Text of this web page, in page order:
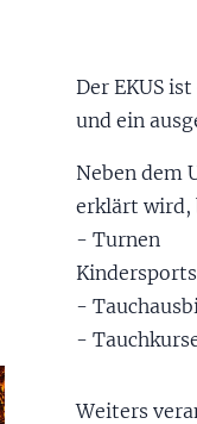
Der EKUS
und ein
Neben dem
erklärt wird,
-
-
-
Weiters